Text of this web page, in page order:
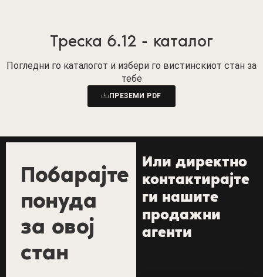
Треска 6.12 - каталог
Погледни го каталогот и избери го вистинскиот стан за
тебе
ПРЕЗЕМИ PDF
Побарајте
понуда
за овој
стан
Или директно
контактирајте
ги нашите
продажни
агенти